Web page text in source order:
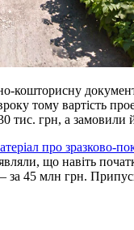
кошторисну
тому вартість
тис. грн, а
про зразково-
що навіть
за 45 млн грн.